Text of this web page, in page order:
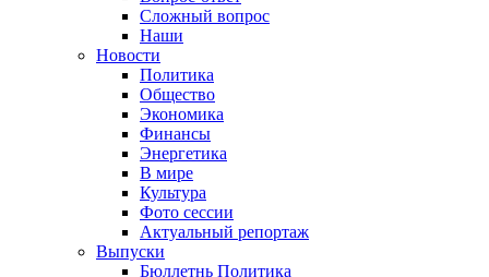
Сложный вопрос
Наши
Новости
Политика
Общество
Экономика
Финансы
Энергетика
В мире
Культура
Фото сессии
Актуальный репортаж
Выпуски
Бюллетнь Политика